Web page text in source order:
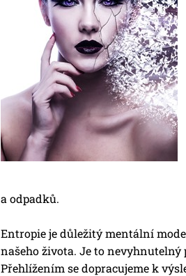
a odpadků.
Entropie je důležitý mentální
našeho života. Je to nevyhnutelný
Přehlížením se dopracujeme k